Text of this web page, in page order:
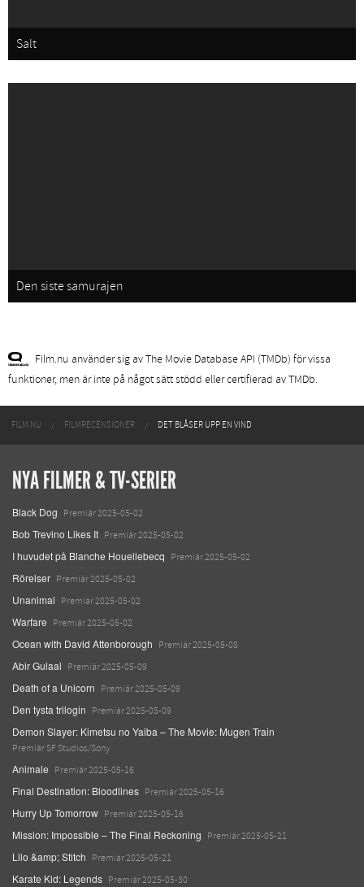
Salt
Den siste samurajen
Film.nu använder sig av The Movie Database API (TMDb) för vissa
funktioner, men är inte på något sätt stödd eller certifierad av TMDb.
FILM.NU FILMRECENSIONER DET BLÅSER UPP EN VIND
NYA FILMER & TV-SERIER
Black Dog Premiär 2025-05-02
Bob Trevino Likes It Premiär 2025-05-02
I huvudet på Blanche Houellebecq Premiär 2025-05-02
Rörelser Premiär 2025-05-02
Unanimal Premiär 2025-05-02
Warfare Premiär 2025-05-02
Ocean with David Attenborough Premiär 2025-05-08
Abir Gulaal Premiär 2025-05-09
Death of a Unicorn Premiär 2025-05-09
Den tysta trilogin Premiär 2025-05-09
Demon Slayer: Kimetsu no Yaiba – The Movie: Mugen Train
Premiär SF Studios/Sony
Animale Premiär 2025-05-16
Final Destination: Bloodlines Premiär 2025-05-16
Hurry Up Tomorrow Premiär 2025-05-16
Mission: Impossible – The Final Reckoning Premiär 2025-05-21
Lilo &amp; Stitch Premiär 2025-05-21
Karate Kid: Legends Premiär 2025-05-30